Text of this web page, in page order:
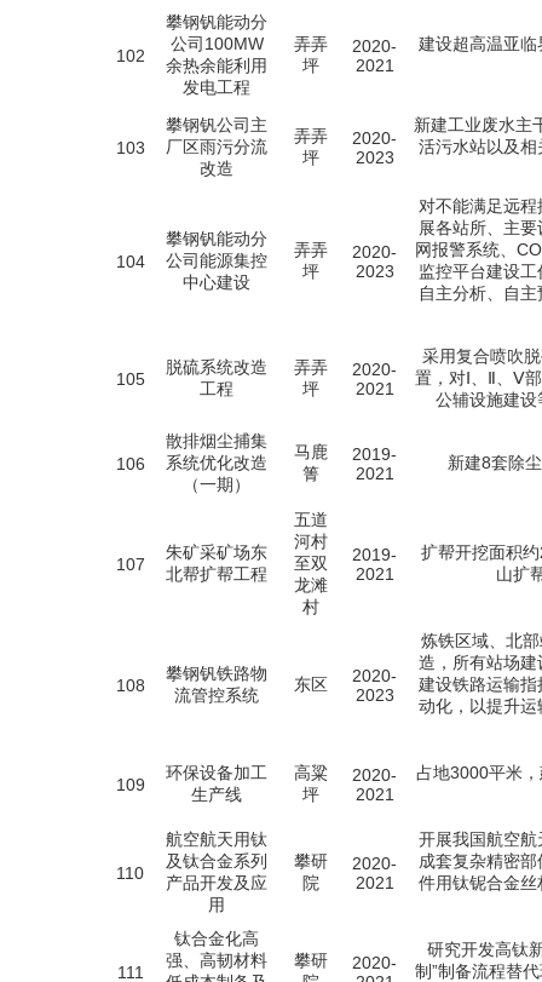
102
攀钢钒能动分
公司100MW
余热余能利用
发电工程
弄弄
坪
2020-
2021
建设超高温亚
103
攀钢钒公司主
厂区雨污分流
改造
弄弄
坪
2020-
2023
新建工业废水主
活污水站以及
104
攀钢钒能动分
公司能源集控
中心建设
弄弄
坪
2020-
2023
对不能满足远
展各站所、主
网报警系统、
监控平台建设
自主分析、自
105
脱硫系统改造
工程
弄弄
坪
2020-
2021
采用复合喷吹
置，对Ⅰ、Ⅱ、Ⅴ
公辅设施建
106
散排烟尘捕集
系统优化改造
（一期）
马鹿
箐
2019-
2021
新建8套除
107
朱矿采矿场东
北帮扩帮工程
五道
河村
至双
龙滩
村
2019-
2021
扩帮开挖面积
山扩
108
攀钢钒铁路物
流管控系统
东区
2020-
2023
炼铁区域、北
造，所有站场
建设铁路运输
动化，以提升
109
环保设备加工
生产线
高粱
坪
2020-
2021
占地3000平米
110
航空航天用钛
及钛合金系列
产品开发及应
用
攀研
院
2020-
2021
开展我国航空
成套复杂精密
件用钛铌合金
111
钛合金化高
强、高韧材料
攀研
2020-
研究开发高钛
制”制备流程替